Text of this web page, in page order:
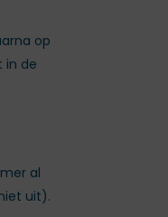
op
in de
al
uit).